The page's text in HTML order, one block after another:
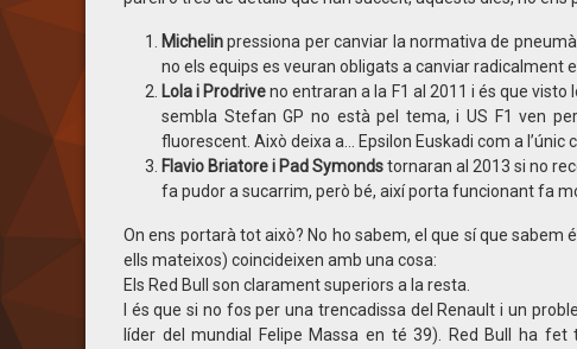
Michelinpressiona per canviar la normativa de
no els equips es veuran obligats a canviar radicalment
Lola i Prodriveno entraran a la F1 al 2011 i és que
sembla Stefan GP no està pel tema, i US F1 ven
fluorescent. Això deixa a… Epsilon Euskadi com a l’únic
Flavio Briatore i Pad Symondstornaran al 2013 si no
fa pudor a sucarrim, però bé, així porta funcionant fa
On ens portarà tot això? No ho sabem, el que sí que
ells mateixos) coincideixen amb una cosa:
Els Red Bull son clarament superiors a la resta.
I és que si no fos per una trencadissa del Renault i un
líder del mundial Felipe Massa en té 39). Red Bull ha